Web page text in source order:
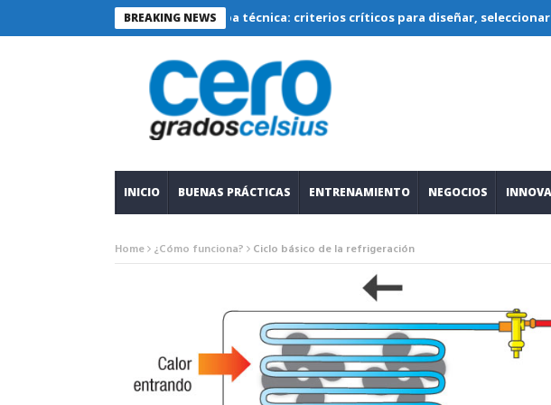
BREAKING NEWS
sustentable bajo lupa técnica: criterios críticos para diseñar, seleccionar y operar
INICIO BUENAS PRÁCTICAS ENTRENAMIENTO NEGOCIOS
Home ¿Cómo funciona? Ciclo básico de la refrigeración